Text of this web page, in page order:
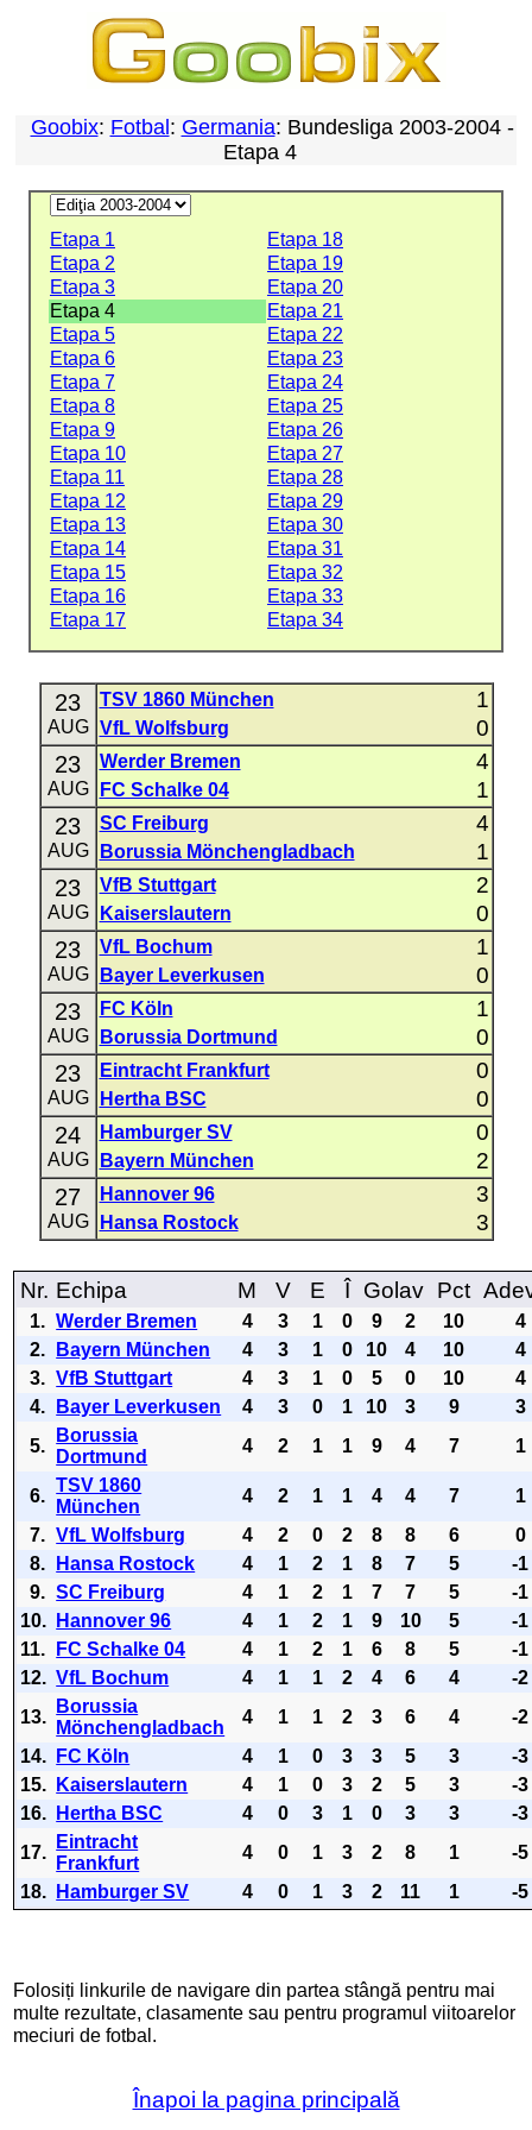
Goobix: Fotbal : Germania: Bundesliga 2003-2004 -
Etapa 4
Etapa 1
Etapa 18
Etapa 2
Etapa 19
Etapa 3
Etapa 20
Etapa 4
Etapa 21
Etapa 5
Etapa 22
Etapa 6
Etapa 23
Etapa 7
Etapa 24
Etapa 8
Etapa 25
Etapa 9
Etapa 26
Etapa 10
Etapa 27
Etapa 11
Etapa 28
Etapa 12
Etapa 29
Etapa 13
Etapa 30
Etapa 14
Etapa 31
Etapa 15
Etapa 32
Etapa 16
Etapa 33
Etapa 17
Etapa 34
23
AUG
TSV 1860 München 1
VfL Wolfsburg 0
23
AUG
Werder Bremen 4
FC Schalke 04 1
23
AUG
SC Freiburg 4
Borussia Mönchengladbach 1
23
AUG
VfB Stuttgart 2
Kaiserslautern 0
23
AUG
VfL Bochum 1
Bayer Leverkusen 0
23
AUG
FC Köln 1
Borussia Dortmund 0
23
AUG
Eintracht Frankfurt 0
Hertha BSC 0
24
AUG
Hamburger SV 0
Bayern München 2
27
AUG
Hannover 96 3
Hansa Rostock 3
Nr. Echipa M V E Î Golav Pct
1. Werder Bremen 4 3 1 0 9 2 10
4
2.
Bayern München 4 3 1 0 10 4 10
4
3. VfB Stuttgart 4 3 1 0 5 0 10
4
4.
Bayer Leverkusen 4 3 0 1 10 3 9
3
5.
Borussia
Dortmund
4 2 1 1 9 4 7 1
6.
TSV 1860
München
4 2 1 1 4 4 7
1
7. VfL Wolfsburg 4 2 0 2 8 8 6
0
8.
Hansa Rostock 4 1 2 1 8 7 5
-1
9. SC Freiburg 4 1 2 1 7 7 5
-1
10.
Hannover 96 4 1 2 1 9 10 5
-1
11.
FC Schalke 04 4 1 2 1 6 8 5
-1
12. VfL Bochum 4 1 1 2 4 6 4
-2
13.
Borussia
Mönchengladbach
4 1 1 2 3 6 4
-2
14.
FC Köln 4 1 0 3 3 5 3
-3
15.
Kaiserslautern 4 1 0 3 2 5 3
-3
16.
Hertha BSC 4 0 3 1 0 3 3
-3
17.
Eintracht
Frankfurt
4 0 1 3 2 8 1
-5
18.
Hamburger SV 4 0 1 3 2 11 1 -5
Folosiți linkurile de navigare din partea stângă pentru mai
multe rezultate, clasamente sau pentru programul viitoarelor
meciuri de fotbal.
Înapoi la pagina principală